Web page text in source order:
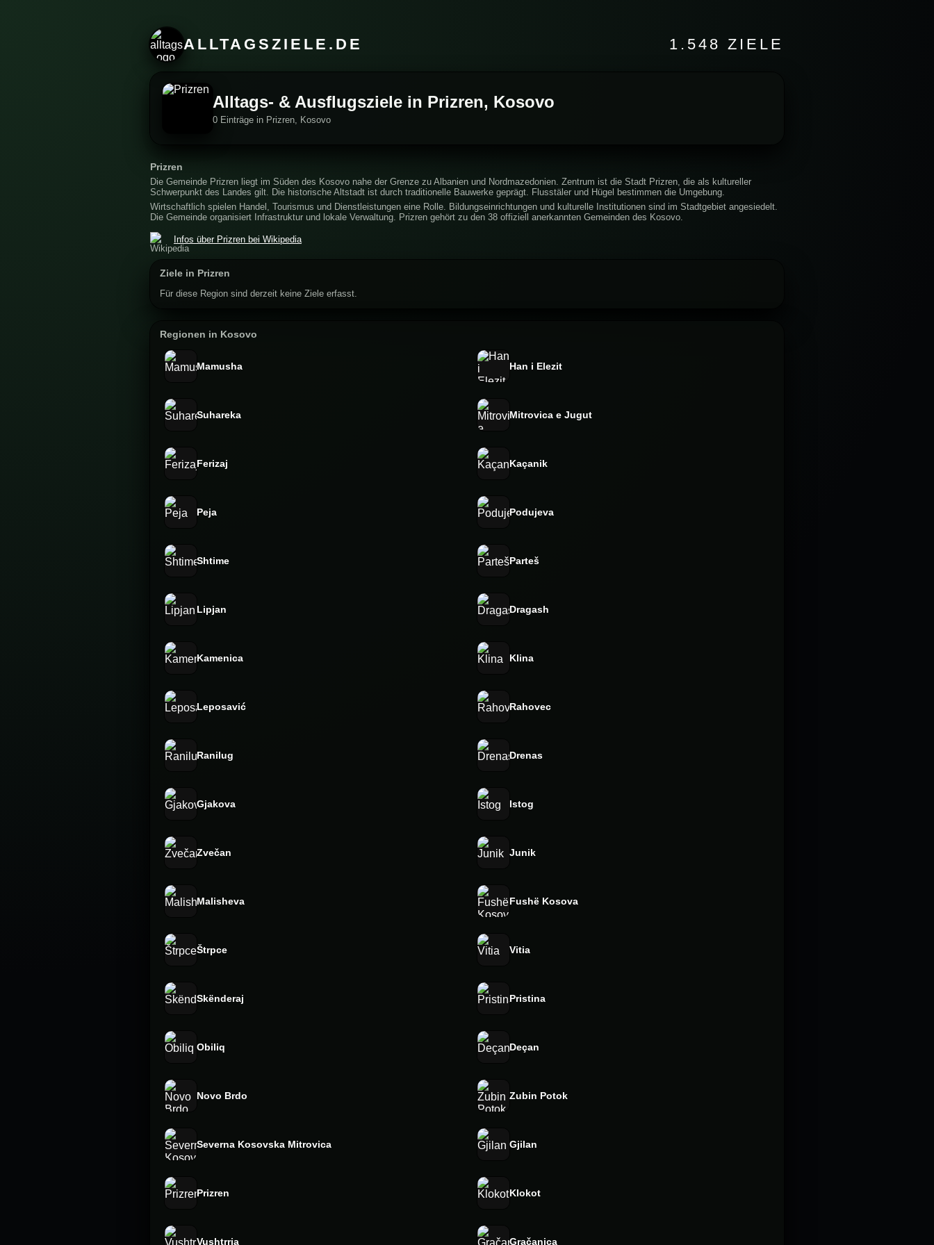
ALLTAGSZIELE.DE 1.548 ZIELE
Alltags- & Ausflugsziele in Prizren, Kosovo
0 Einträge in Prizren, Kosovo
Prizren
Die Gemeinde Prizren liegt im Süden des Kosovo nahe der Grenze zu Albanien und Nordmazedonien. Zentrum ist die Stadt Prizren, die als kultureller
Schwerpunkt des Landes gilt. Die historische Altstadt ist durch traditionelle Bauwerke geprägt. Flusstäler und Hügel bestimmen die Umgebung.
Wirtschaftlich spielen Handel, Tourismus und Dienstleistungen eine Rolle. Bildungseinrichtungen und kulturelle Institutionen sind im Stadtgebiet angesiedelt.
Die Gemeinde organisiert Infrastruktur und lokale Verwaltung. Prizren gehört zu den 38 offiziell anerkannten Gemeinden des Kosovo.
Infos über Prizren bei Wikipedia
Ziele in Prizren
Für diese Region sind derzeit keine Ziele erfasst.
Regionen in Kosovo
Mamusha Han i Elezit
Suhareka Mitrovica e Jugut
Ferizaj Kaçanik
Peja Podujeva
Shtime Parteš
Lipjan Dragash
Kamenica Klina
Leposavić Rahovec
Ranilug Drenas
Gjakova Istog
Zvečan Junik
Malisheva Fushë Kosova
Štrpce Vitia
Skënderaj Pristina
Obiliq Deçan
Novo Brdo Zubin Potok
Severna Kosovska Mitrovica Gjilan
Prizren Klokot
Vushtrria Gračanica